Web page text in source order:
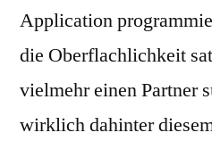
Application
die Oberflachlichkeit
vielmehr einen Partner
wirklich dahinter